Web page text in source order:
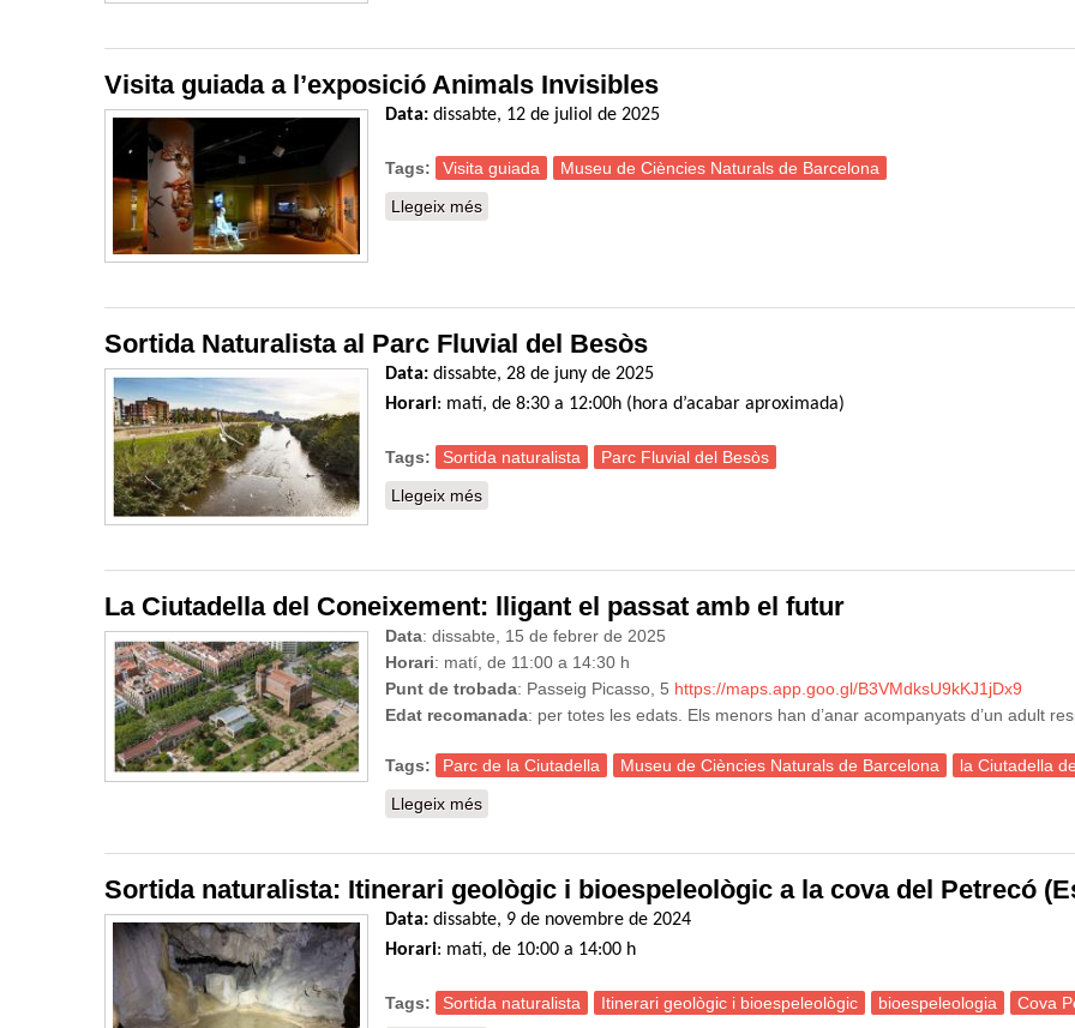
Visita guiada a l’exposició Animals Invisibles
Data: dissabte, 12 de juliol de 2025
Tags: Visita guiada
Museu de Ciències Naturals de Barcelona
Llegeix més
Sortida Naturalista al Parc Fluvial del Besòs
Data: dissabte, 28 de juny de 2025
Horari: matí, de 8:30 a 12:00h (hora d’acabar aproximada)
Tags: Sortida naturalista
Parc Fluvial del Besòs
Llegeix més
La Ciutadella del Coneixement: lligant el passat amb el futur
Data: dissabte, 15 de febrer de 2025
Horari: matí, de 11:00 a 14:30 h
Punt de trobada: Passeig Picasso, 5 https://maps.app.goo.gl/B3VMdksU9kKJ1jDx9
Edat recomanada: per totes les edats. Els menors han d’anar acompanyats d’un adult
Tags: Parc de la Ciutadella Museu de Ciències Naturals de Barcelona
la Ciutadella
Llegeix més
Sortida naturalista: Itinerari geològic i bioespeleològic a la cova del Petrecó
Data: dissabte, 9 de novembre de 2024
Horari: matí, de 10:00 a 14:00 h
Tags: Sortida naturalista Itinerari geològic i bioespeleològic bioespeleologia
Cova